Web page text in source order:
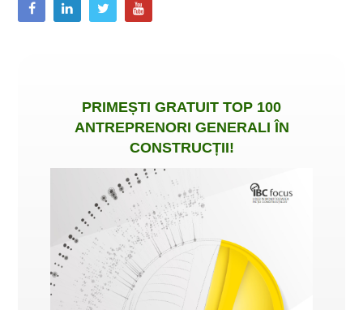
PRIMEȘTI GRATUIT TOP 100
ANTREPRENORI GENERALI ÎN
CONSTRUCȚII!